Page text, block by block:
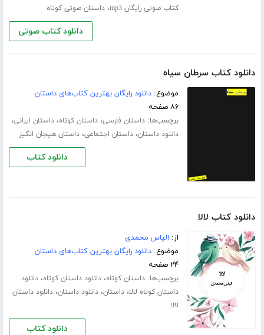
کتاب صوتی رایگان mp3 ،داستان صوتی کوتاه
دانلود کتاب صوتی
دانلود کتاب سرطان سیاه
موضوع:دانلود رایگان بهترین کتاب‌های داستان
۸۶ صفحه
برچسب‌ها:داستان فارسی،داستان کوتاه،داستان ایرانی،
دانلود داستان،داستان اجتماعی،داستان هیجان انگیز
دانلود کتاب
دانلود کتاب لالا
از: الیاس محمدی
موضوع:دانلود رایگان بهترین کتاب‌های داستان
۲۴ صفحه
برچسب‌ها:داستان کوتاه،دانلود داستان کوتاه،دانلود
داستان کوتاه لالا،داستان،دانلود داستان،دانلود داستان
لالا
دانلود کتاب